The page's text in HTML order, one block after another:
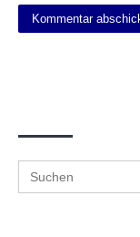
Search
for: